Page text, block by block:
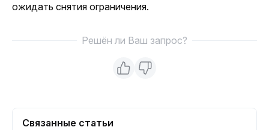
ожидать снятия ограничения.
Решён ли Ваш запрос?
Связанные статьи